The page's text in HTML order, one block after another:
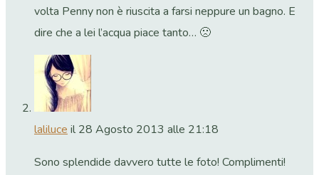
volta Penny non è riuscita a farsi neppure un bagno. E
dire che a lei l’acqua piace tanto… 🙁
laliluceil 28 Agosto 2013 alle 21:18
Sono splendide davvero tutte le foto! Complimenti!